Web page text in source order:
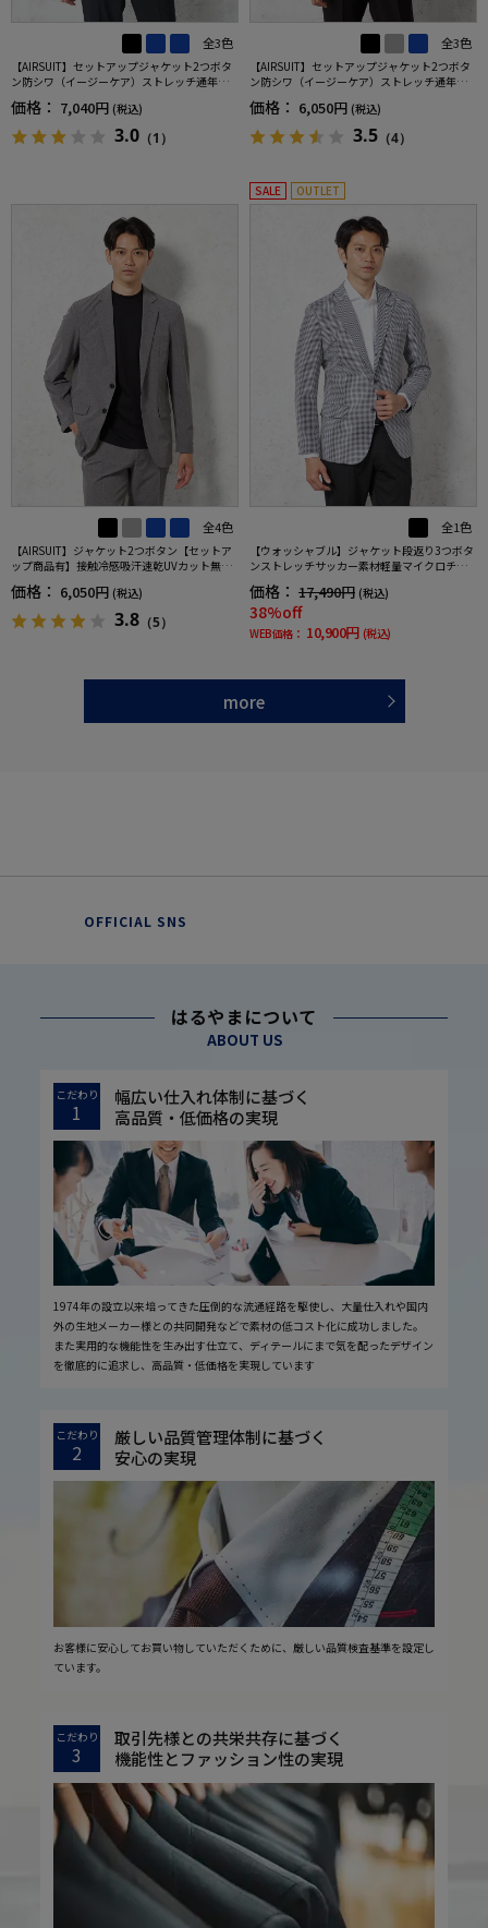
全3色
【AIRSUIT】セットアップジャケット2つボタ
ン防シワ（イージーケア）ストレッチ通年吸
汗速乾UVカット春夏
価格： 7,040円 (税込)
3.0 （1）
全3色
【AIRSUIT】セットアップジャケット2つボタ
ン防シワ（イージーケア）ストレッチ通年吸
汗速乾UVカット
価格： 6,050円 (税込)
3.5 （4）
全4色
【AIRSUIT】ジャケット2つボタン【セットア
ップ商品有】接触冷感吸汗速乾UVカット無地
春夏
価格： 6,050円 (税込)
3.8 （5）
SALE OUTLET
全1色
【ウォッシャブル】ジャケット段返り3つボタ
ンストレッチサッカー素材軽量マイクロチェ
ック春夏
価格： 17,490円 (税込)
38%off
WEB価格： 10,900円 (税込)
more
OFFICIAL SNS
はるやまについて
ABOUT US
こだわり
1
幅広い仕入れ体制に基づく
高品質・低価格の実現
1974年の設立以来培ってきた圧倒的な流通経路を駆使し、大量仕入れや国内
外の生地メーカー様との共同開発などで素材の低コスト化に成功しました。
また実用的な機能性を生み出す仕立て、ディテールにまで気を配ったデザイン
を徹底的に追求し、高品質・低価格を実現しています
こだわり
2
厳しい品質管理体制に基づく
安心の実現
お客様に安心してお買い物していただくために、厳しい品質検査基準を設定し
ています。
こだわり
3
取引先様との共栄共存に基づく
機能性とファッション性の実現